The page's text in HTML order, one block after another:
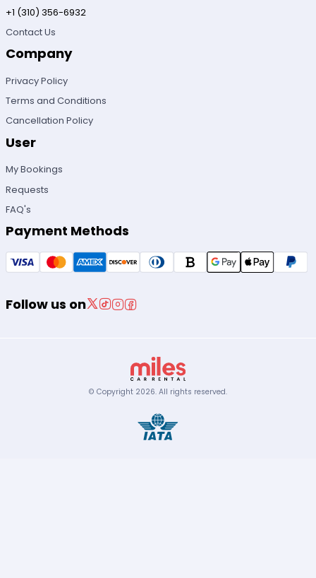
+1 (310) 356-6932
Contact Us
Company
Privacy Policy
Terms and Conditions
Cancellation Policy
User
My Bookings
Requests
FAQ's
Payment Methods
Follow us on
© Copyright 2026. All rights reserved.